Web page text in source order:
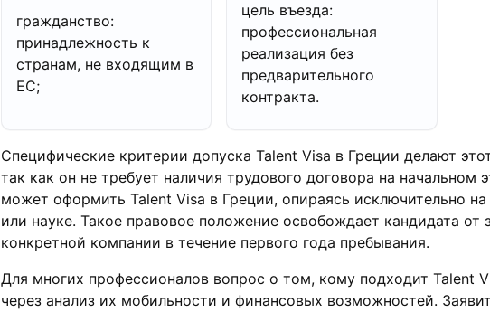
гражданство:
принадлежность к
странам, не входящим в
ЕС;
цель въезда:
профессиональная
реализация без
предварительного
контракта.
Специфические критерии допуска Talent Visa в Греции делают
так как он не требует наличия трудового договора на начальном
может оформить Talent Visa в Греции, опираясь исключительно на
или науке. Такое правовое положение освобождает кандидата от
конкретной компании в течение первого года пребывания.
Для многих профессионалов вопрос о том, кому подходит Talent
через анализ их мобильности и финансовых возможностей.